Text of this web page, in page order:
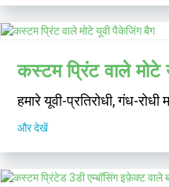
कस्टम प्रिंट वाले मोटे
हमारे यूवी-प्रतिरोधी, गंध-
और देखें